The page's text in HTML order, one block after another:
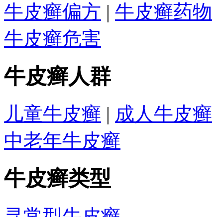
牛皮癣偏方 | 牛皮癣药物
牛皮癣危害
牛皮癣人群
儿童牛皮癣 | 成人牛皮癣
中老年牛皮癣
牛皮癣类型